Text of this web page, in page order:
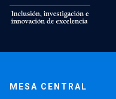
MESA CENTRAL